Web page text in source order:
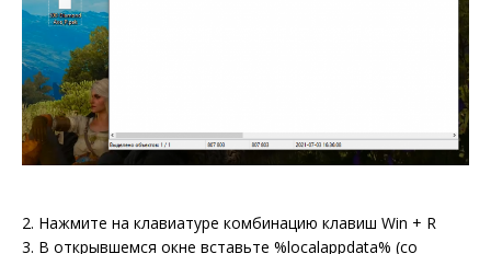
2. Нажмите на клавиатуре комбинацию клавиш Win + R
3. В открывшемся окне вставьте %localappdata% (со